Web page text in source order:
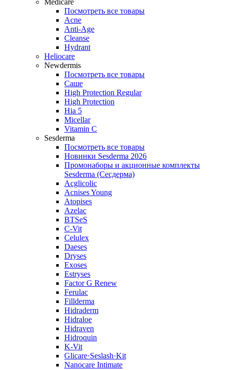
Medicare
Посмотреть все товары
Acne
Anti‑Age
Cleanse
Hydrant
Heliocare
Newdermis
Посмотреть все товары
Саше
High Protection Regular
High Protection
Hia 5
Micellar
Vitamin C
Sesderma
Посмотреть все товары
Новинки Sesderma 2026
Промонаборы и акционные комплекты
Sesderma (Сесдерма)
Acglicolic
Acnises Young
Atopises
Azelac
BTSeS
C‑Vit
Celulex
Daeses
Dryses
Exoses
Estryses
Factor G Renew
Ferulac
Fillderma
Hidraderm
Hidraloe
Hidraven
Hidroquin
K-Vit
Glicare·Seslash·Kit
Nanocare Intimate